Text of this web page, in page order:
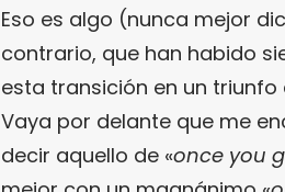
Eso es algo (nunca mejor
contrario, que han habido
esta transición en un
Vaya por delante que me
decir aquello de «once you